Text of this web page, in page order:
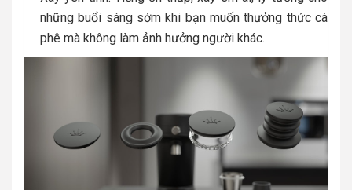
những buổi sáng sớm khi bạn muốn thưởng thức cà
phê mà không làm ảnh hưởng người khác.